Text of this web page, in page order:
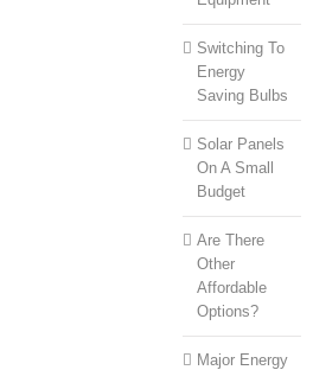
Switching To
Energy
Saving Bulbs
Solar Panels
On A Small
Budget
Are There
Other
Affordable
Options?
Major Energy